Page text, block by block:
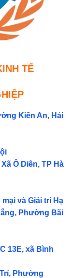
TẾ
Kiến An, Hải
Ô Diên, TP Hà
và Giải trí Hạ
Phường Bãi
13E, xã Bình
Phường